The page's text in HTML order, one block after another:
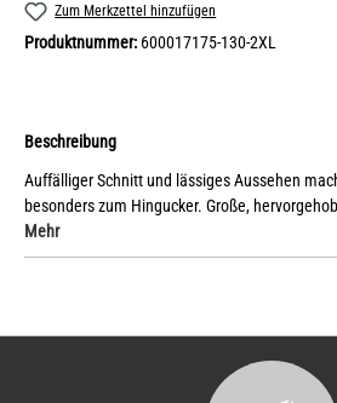
Zum Merkzettel hinzufügen
Produktnummer: 600017175-130-2XL
Beschreibung
Auffälliger Schnitt und lässiges Aussehen
besonders zum Hingucker. Große,
Mehr